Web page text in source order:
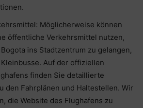
Möglicherweise können
öffentliche Verkehrsmittel nutzen,
ins Stadtzentrum zu gelangen,
Auf der offiziellen
finden Sie detaillierte
den Fahrplänen und Haltestellen. Wir
die Website des Flughafens zu